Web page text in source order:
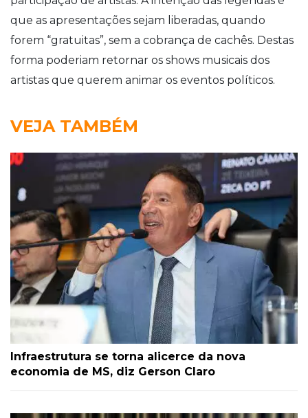
que as apresentações sejam liberadas, quando
forem “gratuitas”, sem a cobrança de cachês. Destas
forma poderiam retornar os shows musicais dos
artistas que querem animar os eventos políticos.
VEJA TAMBÉM
Infraestrutura se torna alicerce da nova
economia de MS, diz Gerson Claro